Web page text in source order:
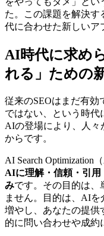
た。この課題を解決
代に合わせた新しいア
AI時代に求め
れる」ための
従来のSEOはまだ有効
ではない、という時代
AIの登場により、人々
からです。
AI Search Optimization
AIに理解・信頼・引用
みです。その目的は、
ません。目的は、AI
増やし、あなたの提供
的に問い合わせや成約